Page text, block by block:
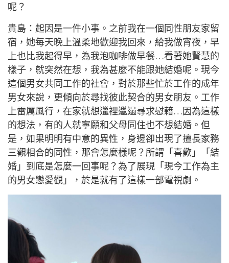
呢？
貴島：起因是一件小事。之前我在一個同性朋友家留
宿，她每天晚上溫柔地歡迎我回來，給我做宵夜，早
上也比我起得早，為我泡咖啡做早餐…看著她賢慧的
樣子，就突然在想，我為甚麼不能跟她結婚呢。現今
這個男女共同工作的社會，對於那些忙於工作的成年
男女來說，更傾向於尋找彼此契合的男女朋友。工作
上雷厲風行，在家就想邋裡邋遢尋求慰藉…因為這樣
的想法，有的人就寧願和父母同住也不想結婚。但
是，如果明明有中意的異性，身邊卻出現了擅長家務
三觀相合的同性，那會怎麼樣呢？所謂「喜歡」「結
婚」到底是怎麼一回事呢？為了展現「現今工作為主
的男女戀愛觀」，於是就有了這樣一部電視劇。